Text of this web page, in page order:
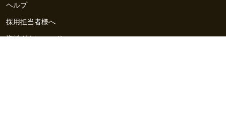
ヘルプ
採用担当者様へ
資料ダウンロード